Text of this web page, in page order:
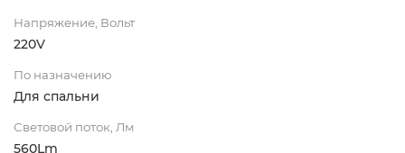
Напряжение, Вольт
220V
По назначению
Для спальни
Световой поток, Лм
560Lm